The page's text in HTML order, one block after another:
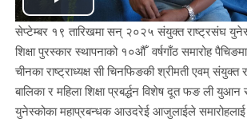
Play
Video
सेप्टेम्बर १९ तारिखमा सन् २०२५ संयुक्त राष्ट्रसंघ
शिक्षा पुरस्कार स्थापनाको १०औँ वर्षगाँठ समारोह
चीनका राष्ट्राध्यक्ष सी चिनफिङकी श्रीमती एवम् संयुक्त
बालिका र महिला शिक्षा प्रबर्द्धन विशेष दूत फङ ली
युनेस्कोका महाप्रबन्धक आउदरेई आजुलाईले समारोहलाई